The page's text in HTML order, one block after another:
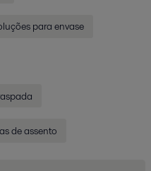
para envase
de assento